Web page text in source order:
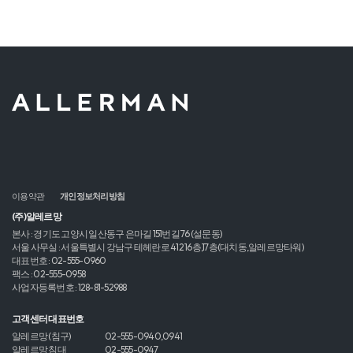
이용약관 개인정보처리방침
(주)알레르망
본사 : 경기도 고양시 일산동구 은마길 151번길 76 (설문동)
서울 사무실 : 서울특별시 강남구 테헤란로 412 16층,17층(대치동,알레르망타워)
대표번호 : 02-555-0960
팩스 : 02-555-0958
사업자등록번호 : 128-81-52988
고객센터 대표번호
알레르망 (침구)
02-555-0940,0941
알레르망 침대
02-555-0947